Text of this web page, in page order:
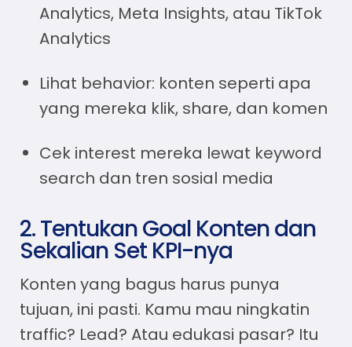
Analytics, Meta Insights, atau TikTok
Analytics
Lihat behavior: konten seperti apa
yang mereka klik, share, dan komen
Cek interest mereka lewat keyword
search dan tren sosial media
2. Tentukan Goal Konten dan
Sekalian Set KPI-nya
Konten yang bagus harus punya
tujuan, ini pasti. Kamu mau ningkatin
traffic? Lead? Atau edukasi pasar? Itu